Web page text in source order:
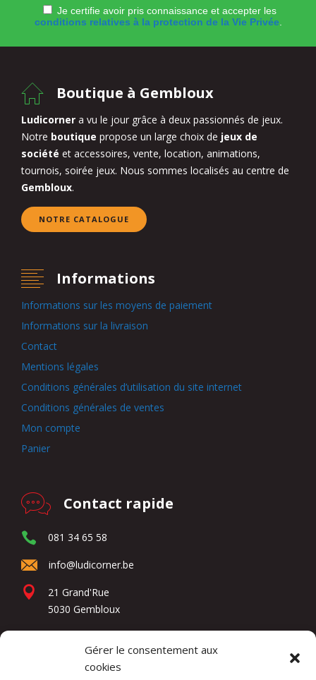
Gérer le consentement aux
cookies
Je certifie avoir pris connaissance et accepter les
conditions relatives à la protection de la Vie Privée.
Boutique à Gembloux
Ludicorner a vu le jour grâce à deux passionnés de jeux.
Notre boutique propose un large choix de jeux de
société et accessoires, vente, location, animations,
tournois, soirée jeux. Nous sommes localisés au centre de
Gembloux.
NOTRE CATALOGUE
Informations
Informations sur les moyens de paiement
Informations sur la livraison
Contact
Mentions légales
Conditions générales d’utilisation du site internet
Conditions générales de ventes
Mon compte
Panier
Contact rapide
081 34 65 58
info@ludicorner.be
21 Grand'Rue
5030 Gembloux
Réseaux sociaux